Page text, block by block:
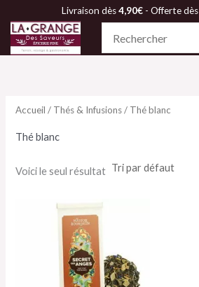
contenu
Livraison dès4,90€- Offerte dès
Accueil / Thés & Infusions/ Thé blanc
Thé blanc
Voici le seul résultat